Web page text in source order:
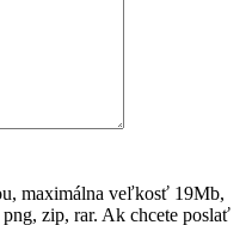
maximálna veľkosť 19Mb,
zip, rar. Ak chcete poslať